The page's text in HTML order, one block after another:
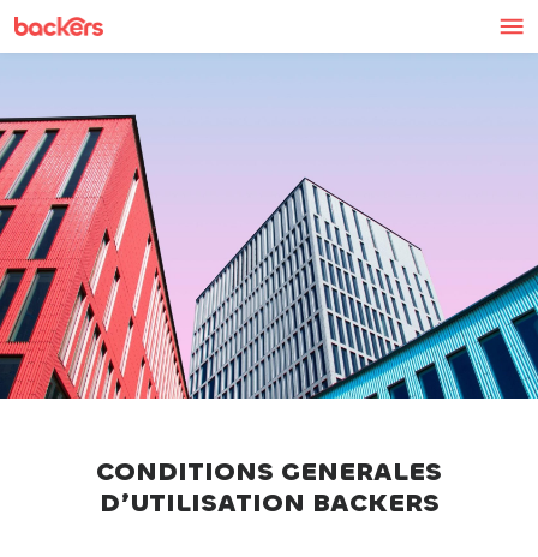
Skip to content
CONDITIONS GENERALES
D’UTILISATION BACKERS